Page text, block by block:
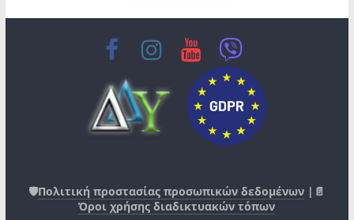
🛡️Πολιτική προστασίας προσωπικών δεδομένων |📄
Όροι χρήσης διαδικτυακών τόπων